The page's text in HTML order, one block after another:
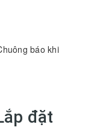
báo khi
đặt